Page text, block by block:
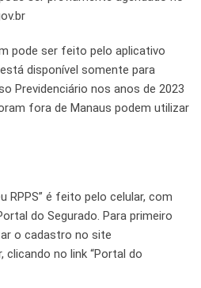
pode ser feito pelo aplicativo
está disponível somente para
Previdenciário nos anos de 2023
fora de Manaus podem utilizar
RPPS” é feito pelo celular, com
do Segurado. Para primeiro
o cadastro no site
clicando no link “Portal do